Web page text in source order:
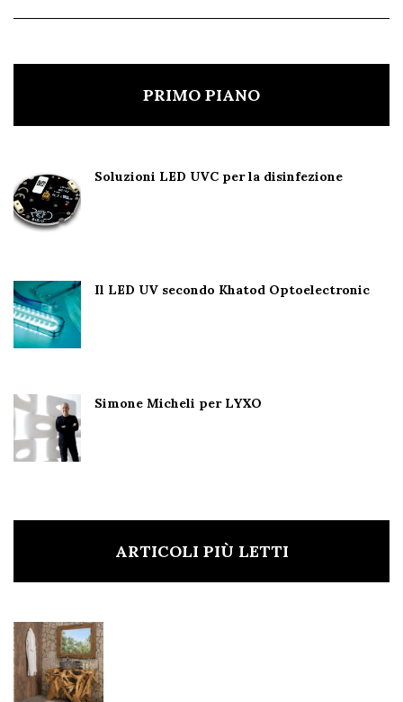
PRIMO PIANO
Soluzioni LED UVC per la disinfezione
Il LED UV secondo Khatod Optoelectronic
Simone Micheli per LYXO
ARTICOLI PIÙ LETTI